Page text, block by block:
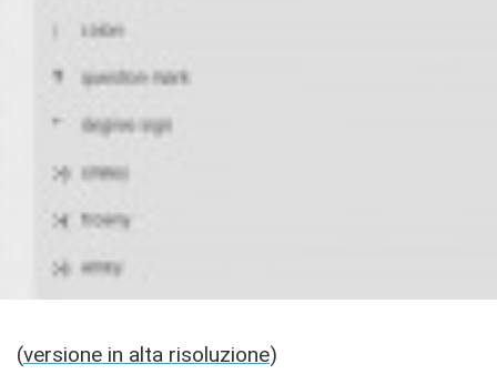
(versione in alta risoluzione)